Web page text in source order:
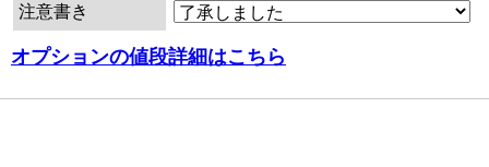
注意書き
オプションの値段詳細はこちら